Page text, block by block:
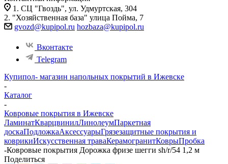
1. СЦ "Гвоздь", ул. Удмуртская, 304
2. "Хозяйственная база" улица Пойма, 7
gvozd@kupipol.ru hozbaza@kupipol.ru
Вконтакте
Telegram
Купипол- магазин напольных покрытий в Ижевске
-
Каталог
-
Ковровые покрытия в Ижевске
ЛаминатКварцвинилЛинолеумПаркетная
доскаПодложкаАксессуарыГрязезащитные покрытия и
коврикиИскусственная траваКерамогранитКоврыПробка
-Ковровые покрытия Дорожка фризе шегги sh/r/54 1,2 м
Поделиться